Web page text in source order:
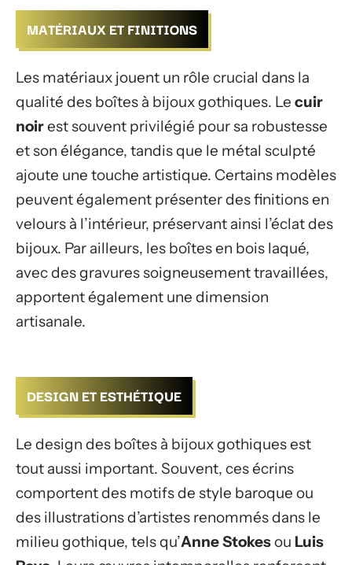
MATÉRIAUX ET FINITIONS
Les matériaux jouent un rôle crucial dans la
qualité des boîtes à bijoux gothiques. Le cuir
noirest souvent privilégié pour sa robustesse
et son élégance, tandis que le métal sculpté
ajoute une touche artistique. Certains modèles
peuvent également présenter des finitions en
velours à l’intérieur, préservant ainsi l’éclat des
bijoux. Par ailleurs, les boîtes en bois laqué,
avec des gravures soigneusement travaillées,
apportent également une dimension
artisanale.
DESIGN ET ESTHÉTIQUE
Le design des boîtes à bijoux gothiques est
tout aussi important. Souvent, ces écrins
comportent des motifs de style baroque ou
des illustrations d’artistes renommés dans le
milieu gothique, tels qu’Anne Stokesou Luis